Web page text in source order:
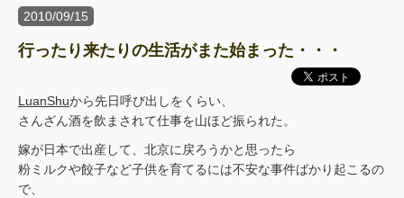
2010/09/15
行ったり来たりの生活がまた始まった・・・
LuanShuから先日呼び出しをくらい、
さんざん酒を飲まされて仕事を山ほど振られた。
嫁が日本で出産して、北京に戻ろうかと思ったら
粉ミルクや餃子など子供を育てるには不安な事件ばかり起こるの
で、